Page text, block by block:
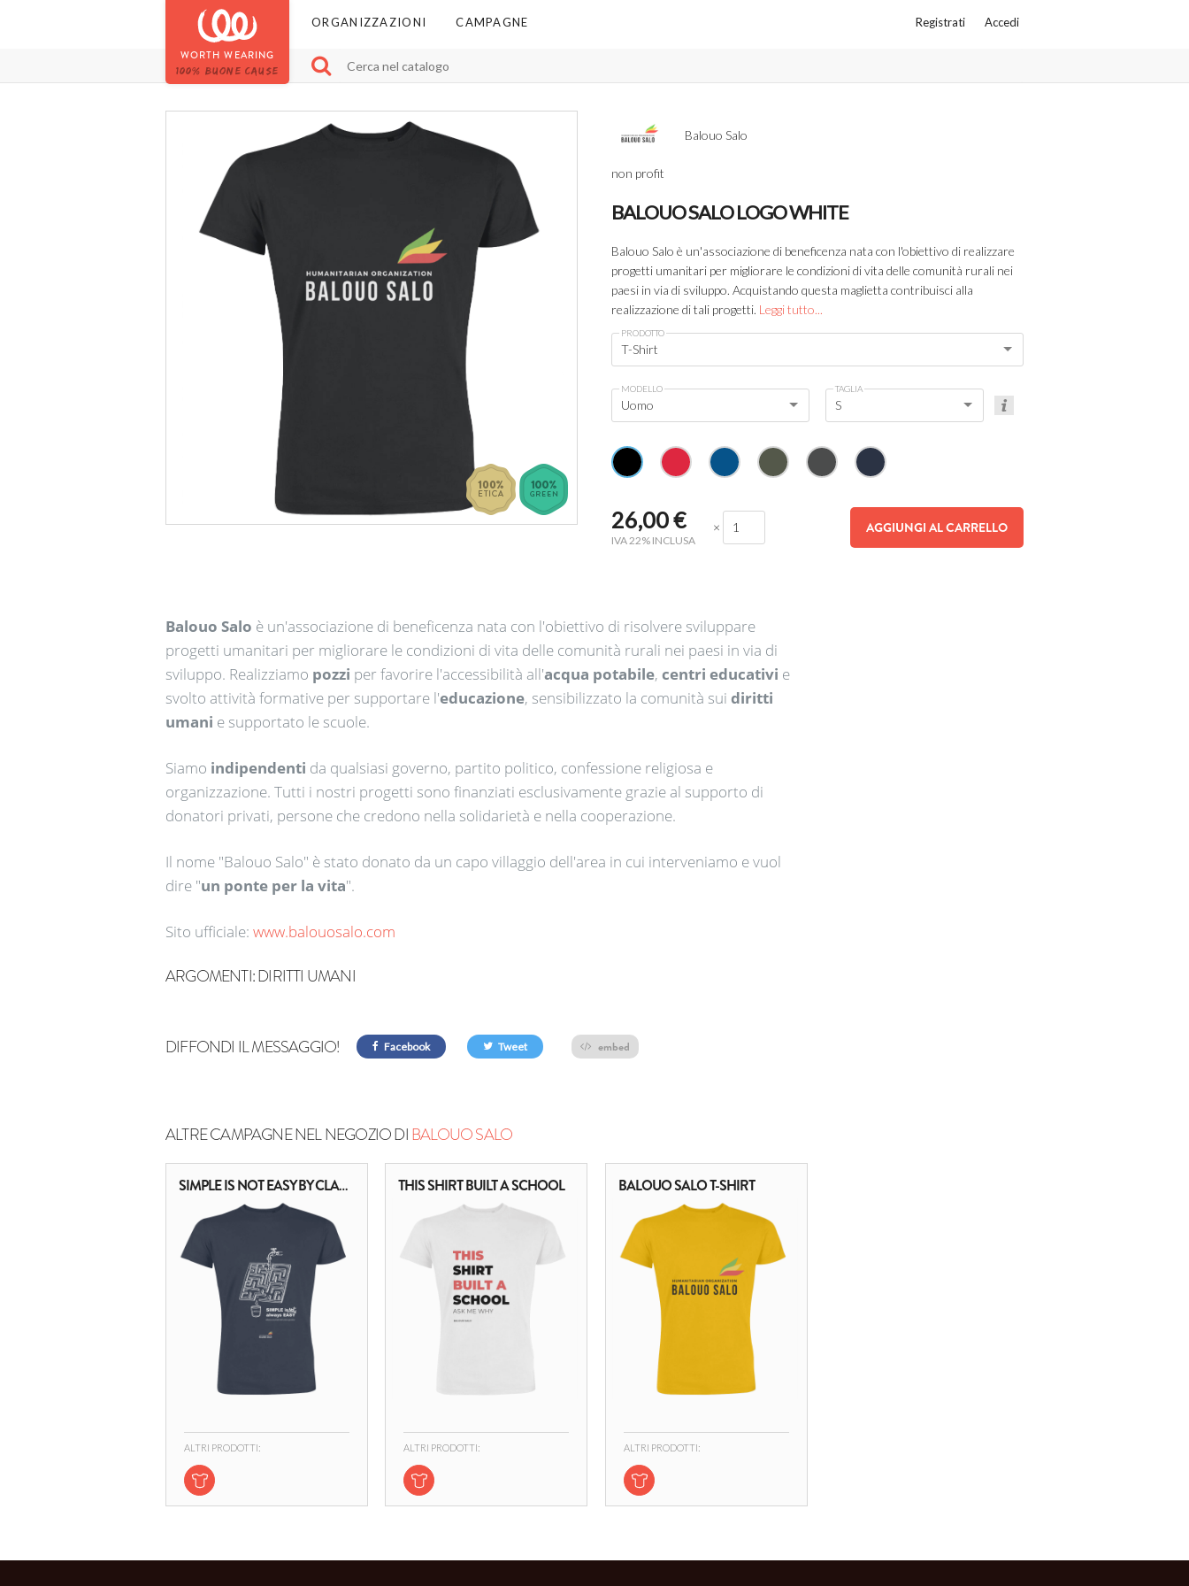
WORTH WEARING
100% BUONE CAUSE
Registrati Accedi
ORGANIZZAZIONI CAMPAGNE
Balouo Salo
non profit
BALOUO SALO LOGO WHITE
Balouo Salo è un'associazione di beneficenza nata con l'obiettivo di realizzare
progetti umanitari per migliorare le condizioni di vita delle comunità rurali nei
paesi in via di sviluppo. Acquistando questa maglietta contribuisci alla
realizzazione di tali progetti. Leggi tutto...
PRODOTTO
T-Shirt
MODELLO
Uomo
TAGLIA
S
26,00€
IVA 22% INCLUSA
× AGGIUNGI AL CARRELLO
Balouo Salo è un'associazione di beneficenza nata con l'obiettivo di risolvere sviluppare
progetti umanitari per migliorare le condizioni di vita delle comunità rurali nei paesi in via di
sviluppo. Realizziamo pozzi per favorire l'accessibilità all'acqua potabile, centri educativi e
svolto attività formative per supportare l'educazione, sensibilizzato la comunità sui diritti
umani e supportato le scuole.
Siamo indipendenti da qualsiasi governo, partito politico, confessione religiosa e
organizzazione. Tutti i nostri progetti sono finanziati esclusivamente grazie al supporto di
donatori privati, persone che credono nella solidarietà e nella cooperazione.
Il nome "Balouo Salo" è stato donato da un capo villaggio dell'area in cui interveniamo e vuol
dire "un ponte per la vita".
Sito ufficiale: www.balouosalo.com
ARGOMENTI:DIRITTI UMANI
DIFFONDI IL MESSAGGIO! Facebook Tweet embed
ALTRE CAMPAGNE NEL NEGOZIO DIBALOUO SALO
SIMPLE IS NOT EASY BY CLAUDIO ZAMPAGLIONE
ALTRI PRODOTTI:
THIS SHIRT BUILT A SCHOOL
ALTRI PRODOTTI:
BALOUO SALO T-SHIRT
ALTRI PRODOTTI: